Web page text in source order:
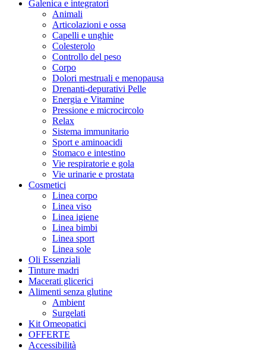
Galenica e integratori
Animali
Articolazioni e ossa
Capelli e unghie
Colesterolo
Controllo del peso
Corpo
Dolori mestruali e menopausa
Drenanti-depurativi Pelle
Energia e Vitamine
Pressione e microcircolo
Relax
Sistema immunitario
Sport e aminoacidi
Stomaco e intestino
Vie respiratorie e gola
Vie urinarie e prostata
Cosmetici
Linea corpo
Linea viso
Linea igiene
Linea bimbi
Linea sport
Linea sole
Oli Essenziali
Tinture madri
Macerati glicerici
Alimenti senza glutine
Ambient
Surgelati
Kit Omeopatici
OFFERTE
Accessibilità